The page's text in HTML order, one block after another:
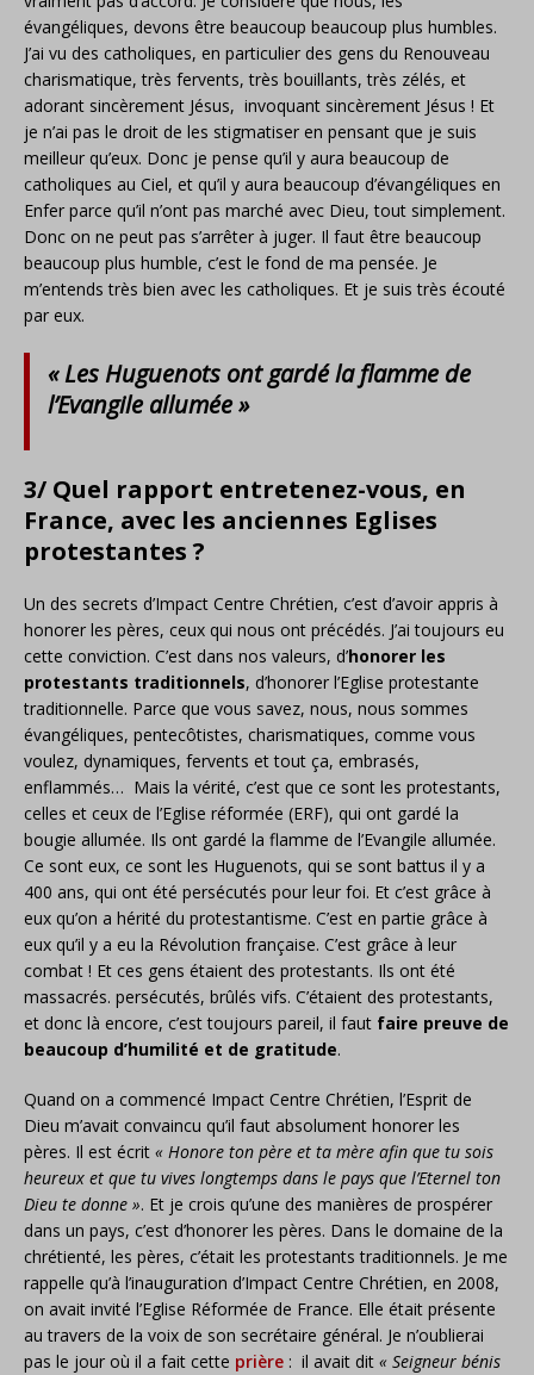
évangéliques, devons être beaucoup beaucoup plus humbles.
J’ai vu des catholiques, en particulier des gens du Renouveau
charismatique, très fervents, très bouillants, très zélés, et
adorant sincèrement Jésus, invoquant sincèrement Jésus ! Et
je n’ai pas le droit de les stigmatiser en pensant que je suis
meilleur qu’eux. Donc je pense qu’il y aura beaucoup de
catholiques au Ciel, et qu’il y aura beaucoup d’évangéliques en
Enfer parce qu’il n’ont pas marché avec Dieu, tout simplement.
Donc on ne peut pas s’arrêter à juger. Il faut être beaucoup
beaucoup plus humble, c’est le fond de ma pensée. Je
m’entends très bien avec les catholiques. Et je suis très écouté
par eux.
« Les Huguenots ont gardé la flamme de
l’Evangile allumée »
3/ Quel rapport entretenez-vous, en
France, avec les anciennes Eglises
protestantes ?
Un des secrets d’Impact Centre Chrétien, c’est d’avoir appris à
honorer les pères, ceux qui nous ont précédés. J’ai toujours eu
cette conviction. C’est dans nos valeurs, d’honorer les
protestants traditionnels, d’honorer l’Eglise protestante
traditionnelle. Parce que vous savez, nous, nous sommes
évangéliques, pentecôtistes, charismatiques, comme vous
voulez, dynamiques, fervents et tout ça, embrasés,
enflammés… Mais la vérité, c’est que ce sont les protestants,
celles et ceux de l’Eglise réformée (ERF), qui ont gardé la
bougie allumée. Ils ont gardé la flamme de l’Evangile allumée.
Ce sont eux, ce sont les Huguenots, qui se sont battus il y a
400 ans, qui ont été persécutés pour leur foi. Et c’est grâce à
eux qu’on a hérité du protestantisme. C’est en partie grâce à
eux qu’il y a eu la Révolution française. C’est grâce à leur
combat ! Et ces gens étaient des protestants. Ils ont été
massacrés. persécutés, brûlés vifs. C’étaient des protestants,
et donc là encore, c’est toujours pareil, il faut faire preuve de
beaucoup d’humilité et de gratitude.
Quand on a commencé Impact Centre Chrétien, l’Esprit de
Dieu m’avait convaincu qu’il faut absolument honorer les
pères. Il est écrit « Honore ton père et ta mère afin que tu sois
heureux et que tu vives longtemps dans le pays que l’Eternel ton
Dieu te donne ». Et je crois qu’une des manières de prospérer
dans un pays, c’est d’honorer les pères. Dans le domaine de la
chrétienté, les pères, c’était les protestants traditionnels. Je me
rappelle qu’à l’inauguration d’Impact Centre Chrétien, en 2008,
on avait invité l’Eglise Réformée de France. Elle était présente
au travers de la voix de son secrétaire général. Je n’oublierai
pas le jour où il a fait cette prière : il avait dit « Seigneur bénis